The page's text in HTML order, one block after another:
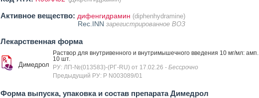
Активное вещество: дифенгидрамин (diphenhydramine)
Rec.INN зарегистрированное ВОЗ
Лекарственная форма
Димедрол
Раствор для внутривенного и внутримышечного введения 10 мг/мл: амп.
10 шт.
РУ: ЛП-№(013583)-(РГ-RU) от 17.02.26 - Бессрочно
Предыдущий РУ: Р N003089/01
Форма выпуска, упаковка и состав препарата Димедрол